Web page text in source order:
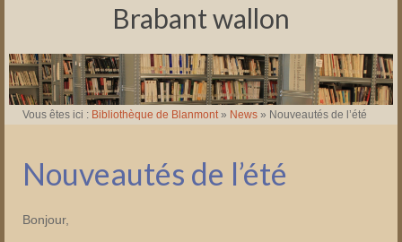
Brabant wallon
Vous êtes ici : Bibliothèque de Blanmont» News » Nouveautés de l’été
Nouveautés de l’été
Bonjour,